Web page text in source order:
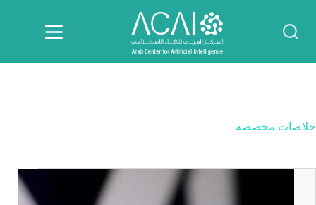
المحتوى
خلاصات مخصصة